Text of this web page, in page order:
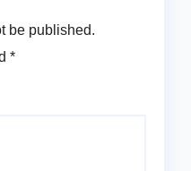
be published.
*